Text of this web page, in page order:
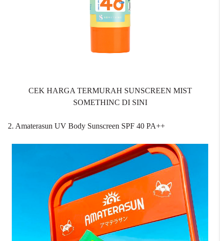
CEK HARGA TERMURAH SUNSCREEN MIST
SOMETHINC DI SINI
2. Amaterasun UV Body Sunscreen SPF 40 PA++